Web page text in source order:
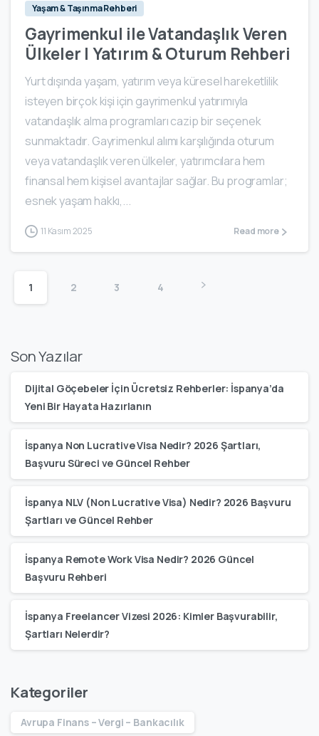
Yaşam & Taşınma Rehberi
Gayrimenkul ile Vatandaşlık Veren
Ülkeler | Yatırım & Oturum Rehberi
Yurt dışında yaşam, yatırım veya küresel hareketlilik
isteyen birçok kişi için gayrimenkul yatırımıyla
vatandaşlık alma programları cazip bir seçenek
sunmaktadır. Gayrimenkul alımı karşılığında oturum
veya vatandaşlık veren ülkeler, yatırımcılara hem
finansal hem kişisel avantajlar sağlar. Bu programlar;
esnek yaşam hakkı,...
11 Kasım 2025 Read more
1 2 3 4
Son Yazılar
Dijital Göçebeler İçin Ücretsiz Rehberler: İspanya’da
Yeni Bir Hayata Hazırlanın
İspanya Non Lucrative Visa Nedir? 2026 Şartları,
Başvuru Süreci ve Güncel Rehber
İspanya NLV (Non Lucrative Visa) Nedir? 2026 Başvuru
Şartları ve Güncel Rehber
İspanya Remote Work Visa Nedir? 2026 Güncel
Başvuru Rehberi
İspanya Freelancer Vizesi 2026: Kimler Başvurabilir,
Şartları Nelerdir?
Kategoriler
Avrupa Finans – Vergi – Bankacılık